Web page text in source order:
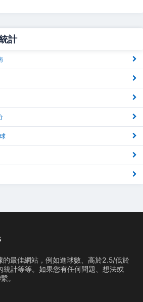
計
最佳網站，例如進球數、高於2.5/低於
統計等等。如果您有任何問題、想法或
。